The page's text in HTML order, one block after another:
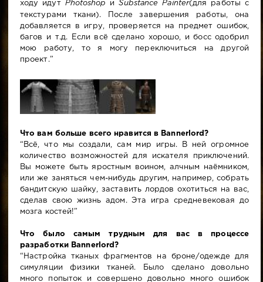
ходу идут Photoshop иSubstance Painter(для работы с
текстурами ткани). После завершения работы, она
добавляется в игру, проверяется на предмет ошибок,
багов и т.д. Если всё сделано хорошо, и босс одобрил
мою работу, то я могу переключиться на другой
проект.”
Что вам больше всего нравится в Bannerlord?
“Всё, что мы создали, сам мир игры. В ней огромное
количество возможностей для искателя приключений.
Вы можете быть яростным воином, алчным наёмником,
или же заняться чем-нибудь другим, например, собрать
бандитскую шайку, заставить лордов охотиться на вас,
сделав свою жизнь адом. Эта игра средневековая до
мозга костей!”
Что было самым трудным для вас в процессе
разработки Bannerlord?
“Настройка тканых фрагментов на броне/одежде для
симуляции физики тканей. Было сделано довольно
много попыток и совершено довольно много ошибок